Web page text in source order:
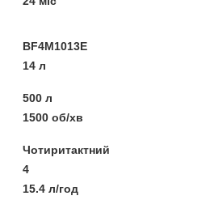
BF4M1013E
14 л
500 л
1500 об/хв
Чотиритактний
4
15.4 л/год